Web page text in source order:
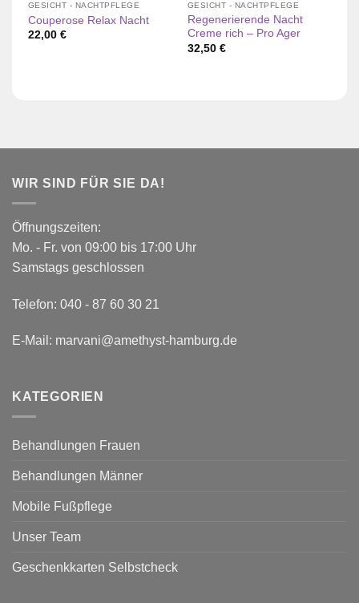
GESICHT - NACHTPFLEGE
Couperose Relax Nacht
22,00 €
GESICHT - NACHTPFLEGE
Regenerierende Nacht
Creme rich – Pro Ager
32,50 €
WIR SIND FÜR SIE DA!
Öffnungszeiten:
Mo. - Fr. von 09:00 bis 17:00 Uhr
Samstags geschlossen
Telefon: 040 - 87 60 30 21
E-Mail: marvani@amethyst-hamburg.de
KATEGORIEN
Behandlungen Frauen
Behandlungen Männer
Mobile Fußpflege
Unser Team
Geschenkkarten Selbstcheck